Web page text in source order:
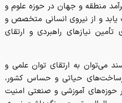
منطقه و جهان در حوزه علوم و
یابد و از نیروی انسانی متخصص و
نیازهای راهبردی و ارتقای
می‌توان به ارتقای توان علمی و
حیاتی و حساس کشور،
حوزه‌های آموزشی و صنعتی امنیت